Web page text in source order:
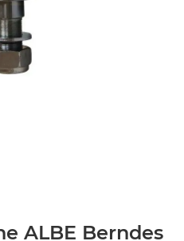
ALBE Berndes